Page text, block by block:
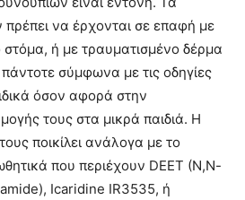
να έρχονται σε επαφή με
στόμα, ή με τραυματισμένο δέρμα
σύμφωνα με τις οδηγίες
όσον αφορά στην
τους στα μικρά παιδιά. Η
ποικίλει ανάλογα με το
που περιέχουν DEET (N,N-
Ιcaridine IR3535, ή